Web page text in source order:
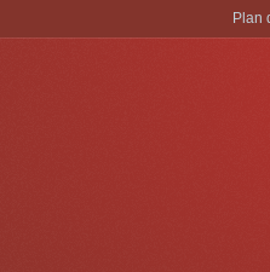
Plan